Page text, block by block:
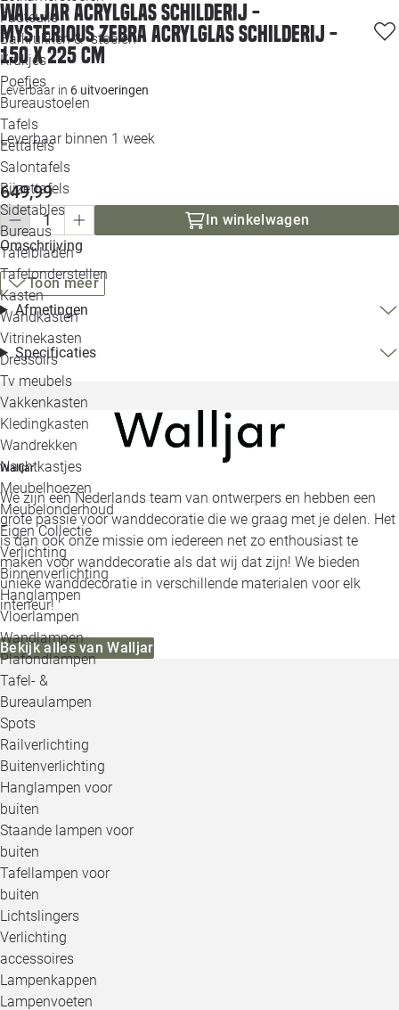
Fauteuils
Barkrukken & -stoelen
Krukjes
Poefjes
Bureaustoelen
Tafels
Eettafels
Salontafels
Bijzettafels
Sidetables
Bureaus
Tafelbladen
Tafelonderstellen
Kasten
Wandkasten
Vitrinekasten
Dressoirs
Tv meubels
Vakkenkasten
Kledingkasten
Wandrekken
Nachtkastjes
Meubelhoezen
Meubelonderhoud
Eigen Collectie
Verlichting
Binnenverlichting
Hanglampen
Vloerlampen
Wandlampen
Plafondlampen
Tafel- &
Bureaulampen
Spots
Railverlichting
Buitenverlichting
Hanglampen voor
buiten
Staande lampen voor
buiten
Tafellampen voor
buiten
Lichtslingers
Verlichting
accessoires
Lampenkappen
Lampenvoeten
Walljar acrylglas schilderij -
Mysterious Zebra Acrylglas schilderij -
150 x 225 cm
Leverbaar in 6 uitvoeringen
Leverbaar binnen 1 week
649,99
In winkelwagen
Omschrijving
Toon meer
Afmetingen
Specificaties
Walljar
We zijn een Nederlands team van ontwerpers en hebben een
grote passie voor wanddecoratie die we graag met je delen. Het
is dan ook onze missie om iedereen net zo enthousiast te
maken voor wanddecoratie als dat wij dat zijn! We bieden
unieke wanddecoratie in verschillende materialen voor elk
interieur!
Bekijk alles van Walljar